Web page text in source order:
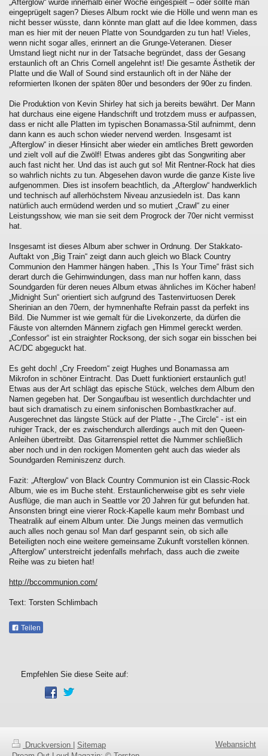
„Afterglow“ wurde innerhalb einer Woche eingespielt – oder sollte man
eingeprügelt sagen? Dieses Album rockt wie die Hölle und wenn man es
nicht besser wüsste, dann könnte man glatt auf die Idee kommen, dass
man es hier mit der neuen Platte von Soundgarden zu tun hat! Vieles,
wenn nicht sogar alles, erinnert an die Grunge-Veteranen. Dieser
Umstand liegt nicht nur in der Tatsache begründet, dass der Gesang
erstaunlich oft an Chris Cornell angelehnt ist! Die gesamte Ästhetik der
Platte und die Wall of Sound sind erstaunlich oft in der Nähe der
reformierten Ikonen der späten 80er und besonders der 90er zu finden.
Die Produktion von Kevin Shirley hat sich ja bereits bewährt. Der Mann
hat durchaus eine eigene Handschrift und trotzdem muss er aufpassen,
dass er nicht alle Platten im typischen Bonamassa-Stil aufnimmt, denn
dann kann es auch schon wieder nervend werden. Insgesamt ist
„Afterglow“ in dieser Hinsicht aber wieder ein amtliches Brett geworden
und zielt voll auf die Zwölf! Etwas anderes gibt das Songwriting aber
auch fast nicht her. Und das ist auch gut so! Mit Rentner-Rock hat dies
so wahrlich nichts zu tun. Abgesehen davon wurde die ganze Kiste live
aufgenommen. Dies ist insofern beachtlich, da „Afterglow“ handwerklich
und technisch auf allerhöchstem Niveau anzusiedeln ist. Das kann
natürlich auch ermüdend werden und so mutiert „Crawl“ zu einer
Leistungsshow, wie man sie seit dem Progrock der 70er nicht vermisst
hat.
Insgesamt ist dieses Album aber schwer in Ordnung. Der Stakkato-
Auftakt von „Big Train“ zeigt dann auch gleich wo Black Country
Communion den Hammer hängen haben. „This Is Your Time“ fräst sich
derart durch die Gehirnwindungen, dass man nur hoffen kann, dass
Soundgarden für deren neues Album etwas ähnliches im Köcher haben!
„Midnight Sun“ orientiert sich aufgrund des Tastenvirtuosen Derek
Sherinian an den 70ern, der hymnenhafte Refrain passt da perfekt ins
Bild. Die Nummer ist wie gemalt für die Livekonzerte, da dürfen die
Fäuste von alternden Männern zigfach gen Himmel gereckt werden.
„Confessor“ ist ein straighter Rocksong, der sich sogar ein bisschen bei
AC/DC abgeguckt hat.
Es geht doch! „Cry Freedom“ zeigt Hughes und Bonamassa am
Mikrofon in schöner Eintracht. Das Duett funktioniert erstaunlich gut!
Etwas aus der Art schlägt das epische Stück, welches dem Album den
Namen gegeben hat. Der Songaufbau ist wesentlich durchdachter und
baut sich dramatisch zu einem sinfonischen Bombastkracher auf.
Ausgerechnet das längste Stück auf der Platte - „The Circle“ - ist ein
ruhiger Track, der es zwischendurch allerdings auch mit den Queen-
Anleihen übertreibt. Das Gitarrenspiel rettet die Nummer schließlich
aber noch und in den rockigen Momenten geht auch das wieder als
Soundgarden Reminiszenz durch.
Fazit: „Afterglow“ von Black Country Communion ist ein Classic-Rock
Album, wie es im Buche steht. Erstaunlicherweise gibt es sehr viele
Ausflüge, die man auch in Seattle vor 20 Jahren für gut befunden hat.
Ansonsten bringt eine vierer Rock-Kapelle kaum mehr Bombast und
Theatralik auf einem Album unter. Die Jungs meinen das vermutlich
auch alles noch genau so! Man darf gespannt sein, ob sich alle
Beteiligten noch eine weitere gemeinsame Zukunft vorstellen können.
„Afterglow“ unterstreicht jedenfalls mehrfach, dass auch die zweite
Reihe was zu bieten hat!
http://bccommunion.com/
Text: Torsten Schlimbach
Teilen
Empfehlen Sie diese Seite auf:
Druckversion
Sitemap
Webansicht